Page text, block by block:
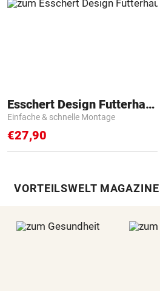
Esschert Design Futterhaus
Einfache & schnelle Montage
€27,90
VORTEILSWELT MAGAZINE